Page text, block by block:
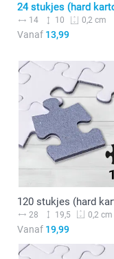
24 stukjes (hard
14 10 0,2 cm
Vanaf 13,99
120 stukjes (hard
28 19,5 0,2 cm
Vanaf 19,99